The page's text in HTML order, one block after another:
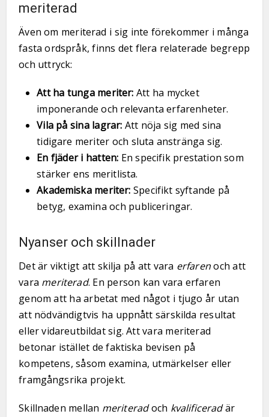
meriterad
Även om meriterad i sig inte förekommer i många
fasta ordspråk, finns det flera relaterade begrepp
och uttryck:
Att ha tunga meriter: Att ha mycket
imponerande och relevanta erfarenheter.
Vila på sina lagrar: Att nöja sig med sina
tidigare meriter och sluta anstränga sig.
En fjäder i hatten: En specifik prestation som
stärker ens meritlista.
Akademiska meriter: Specifikt syftande på
betyg, examina och publiceringar.
Nyanser och skillnader
Det är viktigt att skilja på att vara erfarenoch att
vara meriterad. En person kan vara erfaren
genom att ha arbetat med något i tjugo år utan
att nödvändigtvis ha uppnått särskilda resultat
eller vidareutbildat sig. Att vara meriterad
betonar istället de faktiska bevisen på
kompetens, såsom examina, utmärkelser eller
framgångsrika projekt.
Skillnaden mellan meriteradoch kvalificeradär